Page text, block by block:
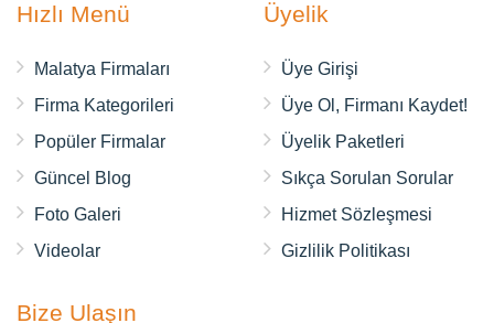
Hızlı Menü
Malatya Firmaları
Firma Kategorileri
Popüler Firmalar
Güncel Blog
Foto Galeri
Videolar
Üyelik
Üye Girişi
Üye Ol, Firmanı Kaydet!
Üyelik Paketleri
Sıkça Sorulan Sorular
Hizmet Sözleşmesi
Gizlilik Politikası
Bize Ulaşın